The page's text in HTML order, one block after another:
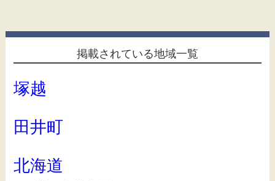
掲載されている地域一覧
塚越
田井町
北海道